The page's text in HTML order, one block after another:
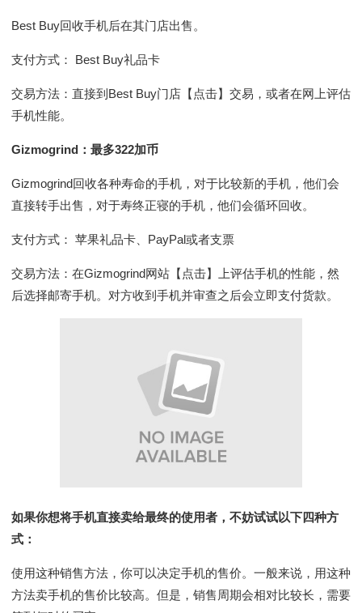
Best Buy回收手机后在其门店出售。
支付方式： Best Buy礼品卡
交易方法：直接到Best Buy门店【点击】交易，或者在网上评估
手机性能。
Gizmogrind：最多322加币
Gizmogrind回收各种寿命的手机，对于比较新的手机，他们会
直接转手出售，对于寿终正寝的手机，他们会循环回收。
支付方式： 苹果礼品卡、PayPal或者支票
交易方法：在Gizmogrind网站【点击】上评估手机的性能，然
后选择邮寄手机。对方收到手机并审查之后会立即支付货款。
如果你想将手机直接卖给最终的使用者，不妨试试以下四种方
式：
使用这种销售方法，你可以决定手机的售价。一般来说，用这种
方法卖手机的售价比较高。但是，销售周期会相对比较长，需要